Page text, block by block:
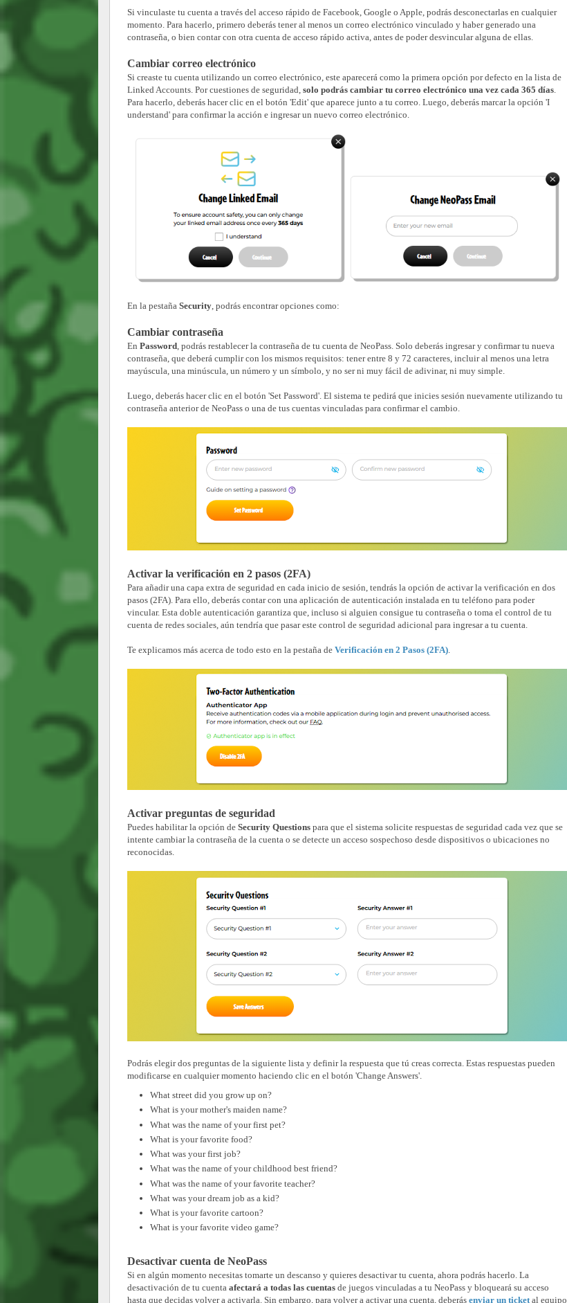
Si vinculaste tu cuenta a través del acceso rápido de Facebook, Google o Apple, podrás desconectarlas en cualquier
momento. Para hacerlo, primero deberás tener al menos un correo electrónico vinculado y haber generado una
contraseña, o bien contar con otra cuenta de acceso rápido activa, antes de poder desvincular alguna de ellas.
Cambiar correo electrónico
Si creaste tu cuenta utilizando un correo electrónico, este aparecerá como la primera opción por defecto en la lista de
Linked Accounts. Por cuestiones de seguridad, solo podrás cambiar tu correo electrónico una vez cada 365 días.
Para hacerlo, deberás hacer clic en el botón 'Edit' que aparece junto a tu correo. Luego, deberás marcar la opción 'I
understand' para confirmar la acción e ingresar un nuevo correo electrónico.
En la pestaña Security , podrás encontrar opciones como:
Cambiar contraseña
En Password , podrás restablecer la contraseña de tu cuenta de NeoPass. Solo deberás ingresar y confirmar tu nueva
contraseña, que deberá cumplir con los mismos requisitos: tener entre 8 y 72 caracteres, incluir al menos una letra
mayúscula, una minúscula, un número y un símbolo, y no ser ni muy fácil de adivinar, ni muy simple.
Luego, deberás hacer clic en el botón 'Set Password'. El sistema te pedirá que inicies sesión nuevamente utilizando tu
contraseña anterior de NeoPass o una de tus cuentas vinculadas para confirmar el cambio.
Activar la verificación en 2 pasos (2FA)
Para añadir una capa extra de seguridad en cada inicio de sesión, tendrás la opción de activar la verificación en dos
pasos (2FA). Para ello, deberás contar con una aplicación de autenticación instalada en tu teléfono para poder
vincular. Esta doble autenticación garantiza que, incluso si alguien consigue tu contraseña o toma el control de tu
cuenta de redes sociales, aún tendría que pasar este control de seguridad adicional para ingresar a tu cuenta.
Te explicamos más acerca de todo esto en la pestaña de Verificación en 2 Pasos (2FA)
Activar preguntas de seguridad
Puedes habilitar la opción de Security Questions para que el sistema solicite respuestas de seguridad cada vez que se
intente cambiar la contraseña de la cuenta o se detecte un acceso sospechoso desde dispositivos o ubicaciones no
reconocidas.
Podrás elegir dos preguntas de la siguiente lista y definir la respuesta que tú creas correcta. Estas respuestas pueden
modificarse en cualquier momento haciendo clic en el botón 'Change Answers'.
What street did you grow up on?
What is your mother's maiden name?
What was the name of your first pet?
What is your favorite food?
What was your first job?
What was the name of your childhood best friend?
What was the name of your favorite teacher?
What was your dream job as a kid?
What is your favorite cartoon?
What is your favorite video game?
Desactivar cuenta de NeoPass
Si en algún momento necesitas tomarte un descanso y quieres desactivar tu cuenta, ahora podrás hacerlo. La
desactivación de tu cuenta afectará a todas las cuentas de juegos vinculadas a tu NeoPass y bloqueará su acceso
hasta que decidas volver a activarla. Sin embargo, para volver a activar una cuenta, deberás enviar un ticket al equipo